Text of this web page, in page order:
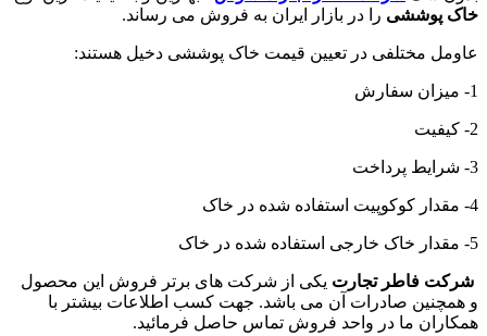
خاک پوششی را در بازار ایران به فروش می رساند.
عاومل مختلفی در تعیین قیمت خاک پوششی دخیل هستند:
1- میزان سفارش
2- کیفیت
3- شرایط پرداخت
4- مقدار کوکوپیت استفاده شده در خاک
5- مقدار خاک خارجی استفاده شده در خاک
شرکت فاطر تجارت یکی از شرکت های برتر فروش این محصول
و همچنین صادرات آن می باشد. جهت کسب اطلاعات بیشتر با
همکاران ما در واحد فروش تماس حاصل فرمائید.